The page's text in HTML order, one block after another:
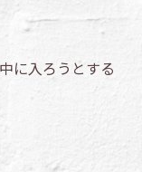
に入ろうとする